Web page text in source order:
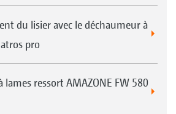
du lisier avec le déchaumeur à
pro
ressort AMAZONE FW 580